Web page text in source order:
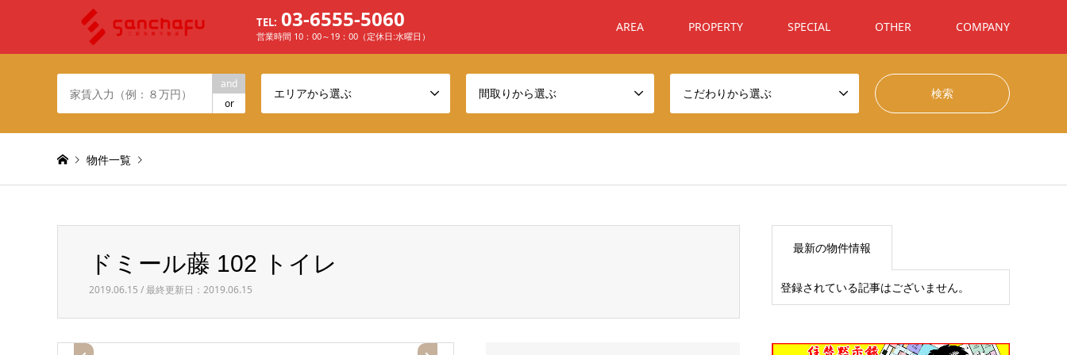
TEL: 03-6555-5060
営業時間 10：00～19：00（定休日:水曜日）
AREA PROPERTY SPECIAL OTHER COMPANY
and
or
エリアから選ぶ 間取りから選ぶ こだわりから選ぶ
物件一覧
ドミール藤 102 トイレ
ドミール藤 102 トイレ
2019.06.15 / 最終更新日：2019.06.15
最新の物件情報
登録されている記事はございません。